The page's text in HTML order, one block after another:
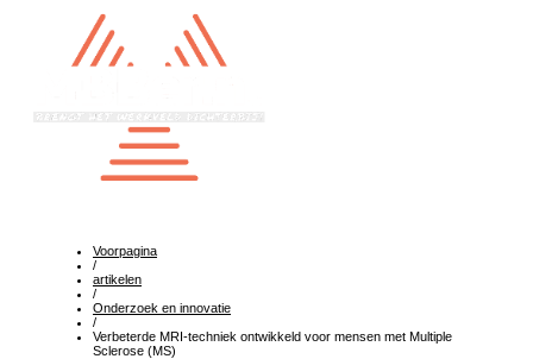
Voorpagina
/
artikelen
/
Onderzoek en innovatie
/
Verbeterde MRI-techniek ontwikkeld voor mensen met Multiple
Sclerose (MS)